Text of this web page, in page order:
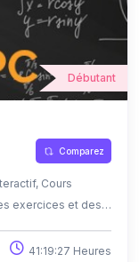
Débutant
Comparez
Cours
exercices et des
apprentissage et
41:19:27 Heures